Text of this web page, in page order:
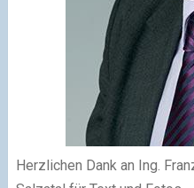
Herzlichen Dank an Ing.